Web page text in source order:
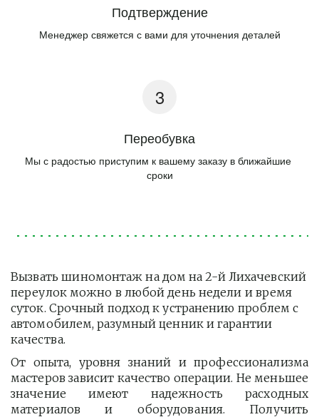
Подтверждение
Менеджер свяжется с вами для уточнения деталей
Переобувка
Мы с радостью приступим к вашему заказу в ближайшие
сроки
Вызвать шиномонтаж на дом на 2-й Лихачевский
переулок можно в любой день недели и время
суток. Срочный подход к устранению проблем с
автомобилем, разумный ценник и гарантии
качества.
От опыта, уровня знаний и профессионализма
мастеров зависит качество операции. Не меньшее
значение имеют надежность расходных
материалов и оборудования. Получить